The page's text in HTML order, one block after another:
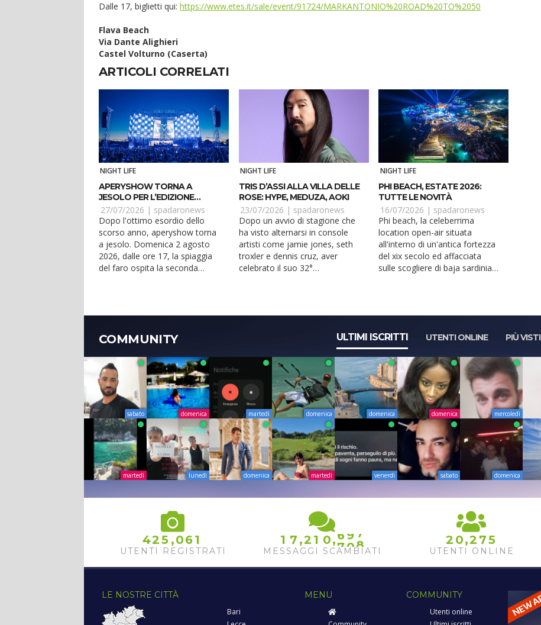
Dalle 17, biglietti qui: https://www.etes.it/sale/event/91724/MARKANTONIO%20ROAD%20TO%2050
Flava Beach
Via Dante Alighieri
Castel Volturno (Caserta)
ARTICOLI CORRELATI
NIGHT LIFE
APERYSHOW TORNA A
JESOLO PER L’EDIZIONE
ESTIVA
27/07/2026 | spadaronews
Dopo l'ottimo esordio dello
scorso anno, aperyshow torna
a jesolo. Domenica 2 agosto
2026, dalle ore 17, la spiaggia
del faro ospita la seconda
NIGHT LIFE
TRIS D’ASSI ALLA VILLA DELLE
ROSE: HYPE, MEDUZA, AOKI
23/07/2026 | spadaronews
Dopo un avvio di stagione che
ha visto alternarsi in console
artisti come jamie jones, seth
troxler e dennis cruz, aver
celebrato il suo 32°
NIGHT LIFE
PHI BEACH, ESTATE 2026:
TUTTE LE NOVITÀ
16/07/2026 | spadaronews
Phi beach, la celeberrima
location open-air situata
all'interno di un'antica fortezza
del xix secolo ed affacciata
sulle scogliere di baja sardinia,
COMMUNITY ULTIMI ISCRITTI UTENTI ONLINE PIÙ VISTI
sabato domenica martedì domenica domenica domenica mercoledì
martedì lunedì domenica martedì venerdì sabato domenica
425 ,061
UTENTI REGISTRATI
1 7 ,2 1 0,7 0
6
9
0
MESSAGGI SCAMBIATI
2 0,2 75
UTENTI ONLINE
LE NOSTRE CITTÀ
Bari
MENU COMMUNITY
Utenti online